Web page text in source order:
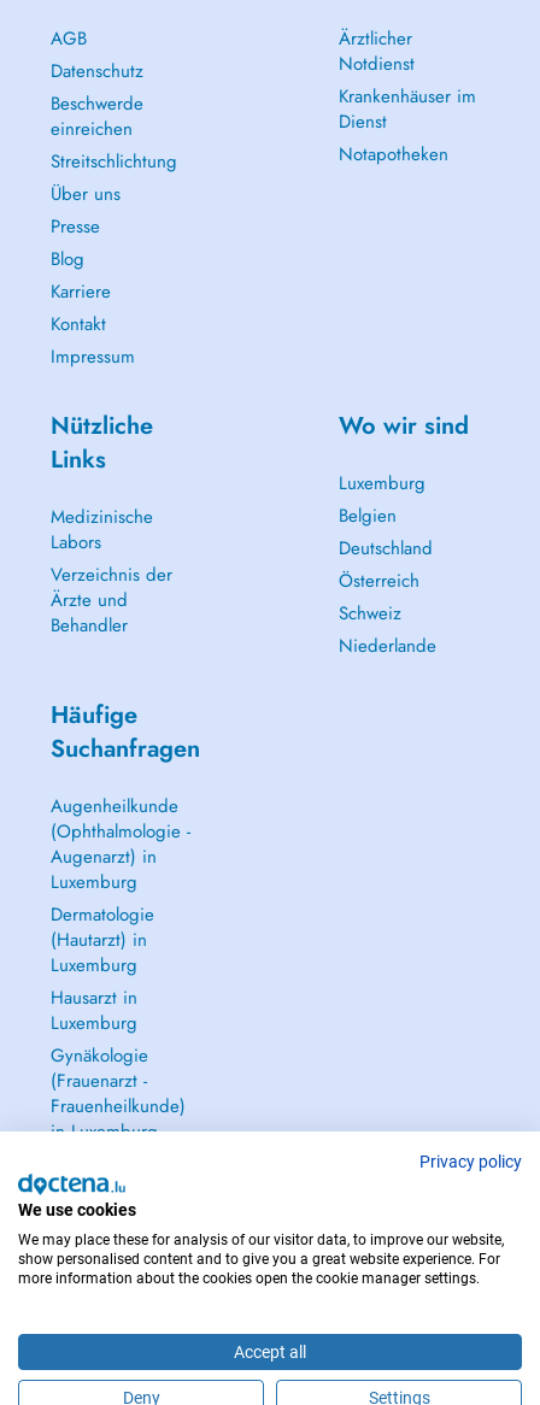
AGB
Datenschutz
Beschwerde
einreichen
Streitschlichtung
Über uns
Presse
Blog
Karriere
Kontakt
Impressum
Ärztlicher
Notdienst
Krankenhäuser im
Dienst
Notapotheken
Nützliche
Links
Medizinische
Labors
Verzeichnis der
Ärzte und
Behandler
Wo wir sind
Luxemburg
Belgien
Deutschland
Österreich
Schweiz
Niederlande
Häufige
Suchanfragen
Augenheilkunde
(Ophthalmologie -
Augenarzt) in
Luxemburg
Dermatologie
(Hautarzt) in
Luxemburg
Hausarzt in
Luxemburg
Gynäkologie
(Frauenarzt -
Frauenheilkunde)
in Luxemburg
IM NOTFALL WENDEN SIE SICH AN : 112
Privacy policy
We use cookies
We may place these for analysis of our visitor data, to improve our website,
show personalised content and to give you a great website experience. For
more information about the cookies open the cookie manager settings.
Accept all
Deny Settings